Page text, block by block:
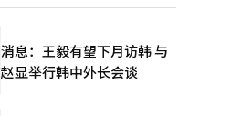
消息：王毅有望下月访韩 与
赵显举行韩中外长会谈